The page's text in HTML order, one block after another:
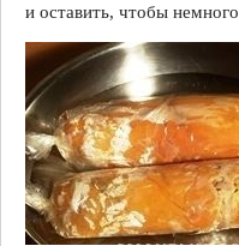
и оставить, чтобы